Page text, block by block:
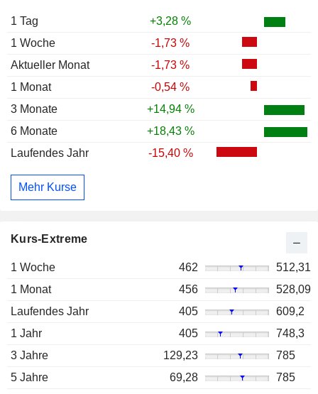
1 Tag
+3,28 %
1 Woche
-1,73 %
Aktueller Monat
-1,73 %
1 Monat
-0,54 %
3 Monate
+14,94 %
6 Monate
+18,43 %
Laufendes Jahr
-15,40 %
Mehr Kurse
Kurs-Extreme
1 Woche 462
512,31
1 Monat
456
528,09
Laufendes Jahr
405
609,2
1 Jahr
405
748,3
3 Jahre
129,23
785
5 Jahre
69,28
785